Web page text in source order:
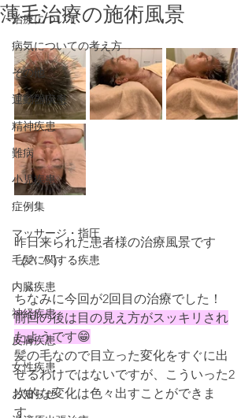
治療について
病気についての考え方
その他
運動器疾患
精神疾患
難病
小児疾患
症例集
マッサージ・指圧
毛髪に関する疾患
内臓疾患
神経疾患
皮膚疾患
女性疾患
お知らせ
薄毛治療の施術風景
昨日来られた患者様の治療風景です
（＾＾）
ちなみに今回が2回目の治療でした！
前回の後は目の見え方がスッキリされ
たようです😁
髪の毛なので目立った変化をすぐに出
せるわけではないですが、こういった2
次的な変化は色々出すことができま
す。